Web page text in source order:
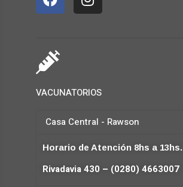
VACUNATORIOS
Casa Central - Rawson
Horario de Atención 8hs a 13hs.
Rivadavia 430 – (0280) 4663007